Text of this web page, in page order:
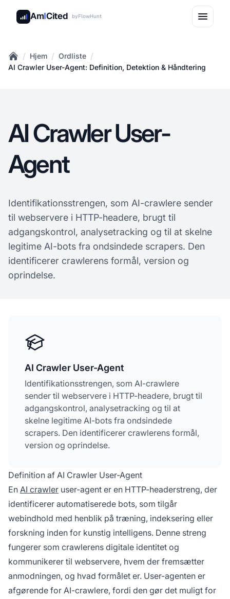
AmICited byFlowHunt
Home
/ Hjem / Ordliste /
AI Crawler User-Agent: Definition, Detektion & Håndtering
AI Crawler User-
Agent
Identifikationsstrengen, som AI-crawlere sender
til webservere i HTTP-headere, brugt til
adgangskontrol, analysetracking og til at skelne
legitime AI-bots fra ondsindede scrapers. Den
identificerer crawlerens formål, version og
oprindelse.
AI Crawler User-Agent
Identifikationsstrengen, som AI-crawlere
sender til webservere i HTTP-headere, brugt til
adgangskontrol, analysetracking og til at
skelne legitime AI-bots fra ondsindede
scrapers. Den identificerer crawlerens formål,
version og oprindelse.
Definition af AI Crawler User-Agent
En AI crawler user-agent er en HTTP-headerstreng, der
identificerer automatiserede bots, som tilgår
webindhold med henblik på træning, indeksering eller
forskning inden for kunstig intelligens. Denne streng
fungerer som crawlerens digitale identitet og
kommunikerer til webservere, hvem der fremsætter
anmodningen, og hvad formålet er. User-agenten er
afgørende for AI-crawlere, fordi den gør det muligt for